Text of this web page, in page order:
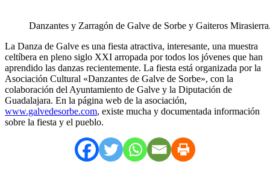
Danzantes y Zarragón de Galve de Sorbe y Gaiteros
La Danza de Galve es una fiesta atractiva, interesante, una muestra
celtíbera en pleno siglo XXI arropada por todos los jóvenes que han
aprendido las danzas recientemente. La fiesta está organizada por la
Asociación Cultural «Danzantes de Galve de Sorbe», con la
colaboración del Ayuntamiento de Galve y la Diputación de
Guadalajara. En la página web de la asociación,
www.galvedesorbe.com, existe mucha y documentada información
sobre la fiesta y el pueblo.